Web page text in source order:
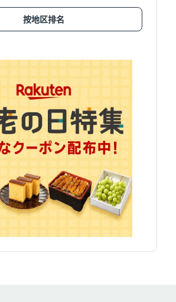
按地区排名